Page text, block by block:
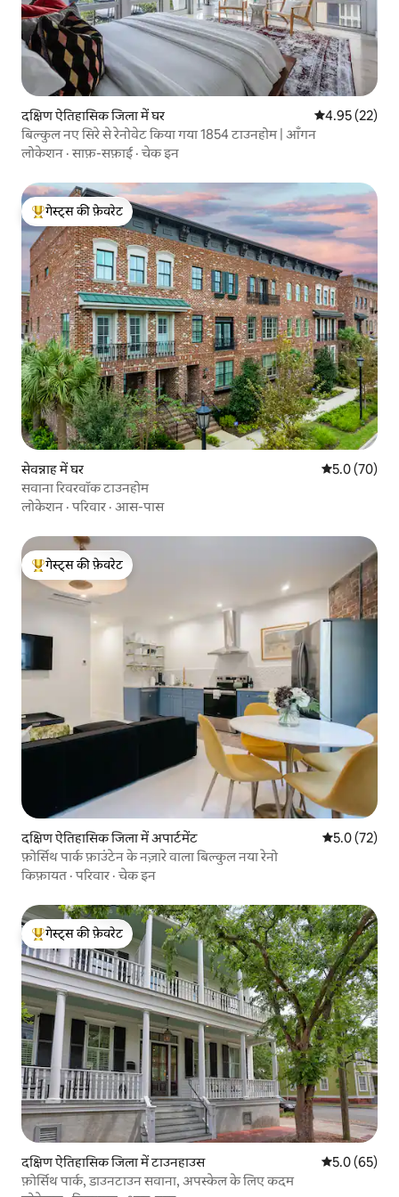
दक्षिण ऐतिहासिक जिला में घर औसत रेटिंग 5 में
4.95 (22)
बिल्कुल नए सिरे से रेनोवेट किया गया 1854 टाउनहोम | आँगन
लोकेशन ·साफ़-सफ़ाई·चेक इन
गेस्ट्स का टॉप फ़ेवरेट
गेस्ट्स की फ़ेवरेट
सेवन्नाह में घर औसत रेटिंग 5
5.0 (70)
सवाना रिवरवॉक टाउनहोम
लोकेशन ·परिवार · आस-पास
गेस्ट्स का टॉप फ़ेवरेट
गेस्ट्स की फ़ेवरेट
दक्षिण ऐतिहासिक जिला में अपार्टमेंट औसत रेटिंग 5
5.0 (72)
फ़ोर्सिथ पार्क फ़ाउंटेन के नज़ारे वाला बिल्कुल नया रेनो
किफ़ायत ·परिवार ·चेक इन
गेस्ट्स का टॉप फ़ेवरेट
गेस्ट्स की फ़ेवरेट
दक्षिण ऐतिहासिक जिला में टाउनहाउस औसत रेटिंग 5
5.0 (65)
फ़ोर्सिथ पार्क, डाउनटाउन सवाना, अपस्केल के लिए कदम